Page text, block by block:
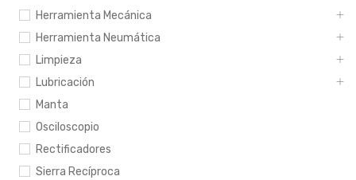
Herramienta Mecánica
Herramienta Neumática
Limpieza
Lubricación
Manta
Osciloscopio
Rectificadores
Sierra Recíproca